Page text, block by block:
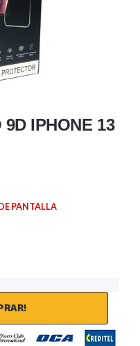
IPHONE 13
PANTALLA